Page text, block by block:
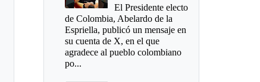
El Presidente electo
de Colombia, Abelardo de la
Espriella, publicó un mensaje en
su cuenta de X, en el que
agradece al pueblo colombiano
po...